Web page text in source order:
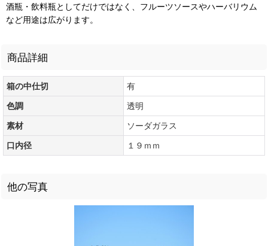
酒瓶・飲料瓶としてだけではなく、フルーツソースやハーバリウム
など用途は広がります。
商品詳細
箱の中仕切
有
色調
透明
素材
ソーダガラス
口内径
１９ｍｍ
他の写真